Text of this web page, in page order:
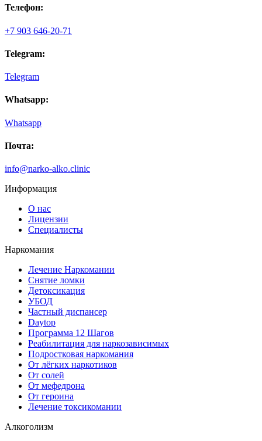
сделав ЭКГ, начали устанавливать капельницу. Провели
рекомендации. Провели психологическую беседу с
специалистов, отец выкарабкался и решил поработать с
психологом.
Телефон:
+7 903 646-20-71
Telegram:
Telegram
Whatsapp:
Whatsapp
Почта:
info@narko-alko.clinic
Информация
О нас
Лицензии
Специалисты
Наркомания
Лечение Наркомании
Снятие ломки
Детоксикация
УБОД
Частный диспансер
Daytop
Программа 12 Шагов
Реабилитация для наркозависимых
Подростковая наркомания
От лёгких наркотиков
От солей
От мефедрона
От героина
Лечение токсикомании
Алкоголизм